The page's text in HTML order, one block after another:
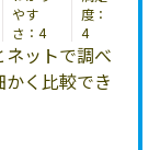
やす
さ：4
度：
4
ットで調べ
く比較でき